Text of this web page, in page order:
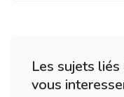
Les sujets
vous